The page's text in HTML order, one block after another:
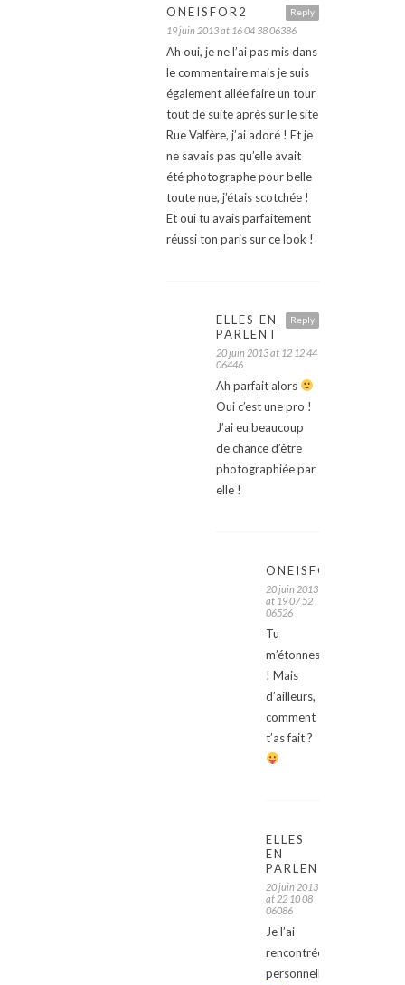
Reply
ONEISFOR2
19 juin 2013 at 16 04 38 06386
Ah oui, je ne l’ai pas mis dans
le commentaire mais je suis
également allée faire un tour
tout de suite après sur le site
Rue Valfère, j’ai adoré ! Et je
ne savais pas qu’elle avait
été photographe pour belle
toute nue, j’étais scotchée !
Et oui tu avais parfaitement
réussi ton paris sur ce look !
Reply
ELLES EN
PARLENT
20 juin 2013 at 12 12 44
06446
Ah parfait alors
Oui c’est une pro !
J’ai eu beaucoup
de chance d’être
photographiée par
elle !
ONEISFOR2
20 juin 2013
at 19 07 52
06526
Tu
m’étonnes
! Mais
d’ailleurs,
comment
t’as fait ?
ELLES
EN
PARLENT
20 juin 2013
at 22 10 08
06086
Je l’ai
rencontrée
personnellement